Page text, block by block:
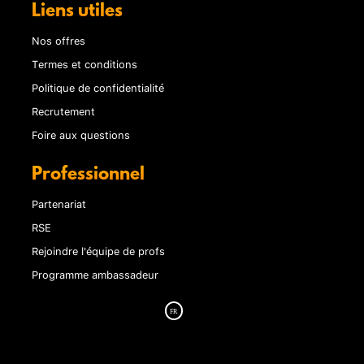
Liens utiles
Nos offres
Termes et conditions
Politique de confidentialité
Recrutement
Foire aux questions
Professionnel
Partenariat
RSE
Rejoindre l'équipe de profs
Programme ambassadeur